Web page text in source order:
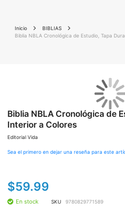
Inicio
BIBLIAS
Biblia NBLA Cronológica de Estudio, Tapa
final
Biblia NBLA Cronológica de
Interior a Colores
Editorial Vida
Sea el primero en dejar una reseña para este
$59.99
En stock SKU 9780829771589